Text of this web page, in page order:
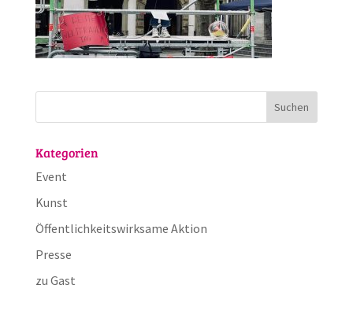
Kategorien
Event
Kunst
Öffentlichkeitswirksame Aktion
Presse
zu Gast